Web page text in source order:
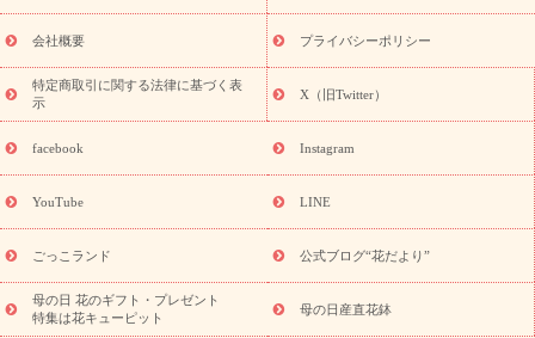
花ギフト・プレゼント特集
敬老の日 花のおすすめランキング
敬
老の日 花鉢植えのギフト・プレゼント特集
敬老の日 花とセットギ
フト・プレゼント特集
敬老の日の花 全てのギフト一覧
キャン
ペーン
映画『ウォーターガーディアンズ』コラボキャンペーン
「きょう誕生日なんです」キャンペーン
誕生日の花を探す
誕生日フラワーギフト 誕生日フラワーギフト特集
(トルコキキョウ)
9月の誕生花(リンドウ)
ら探す
お祝いの花特集 当日配達特急便 お祝い商品一覧
念日
結婚祝い 出産祝い 退院祝い・快気祝い
寿祝い
プチギフト ペットのお祝いフラワー
会社概要 プライバシーポリシー
特定商取引に関する法律に基づく表
示
X（旧Twitter）
facebook Instagram
YouTube LINE
ごっこランド 公式ブログ“花だより”
母の日 花のギフト・プレゼント
特集は花キューピット
母の日産直花鉢